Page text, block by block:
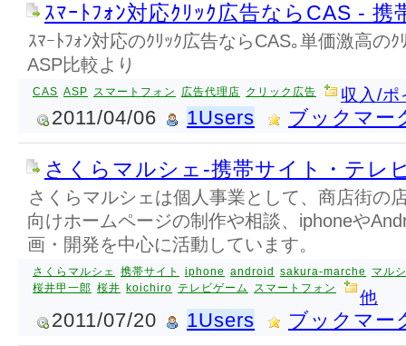
ｽﾏｰﾄﾌｫﾝ対応ｸﾘｯｸ広告ならCAS - 携
ｽﾏｰﾄﾌｫﾝ対応のｸﾘｯｸ広告ならCAS｡単価激高の
ASP比較より
CAS ASP スマートフォン 広告代理店 クリック広告 収入/ポ
2011/04/06 1Users ブックマー
さくらマルシェ-携帯サイト・テレ
さくらマルシェは個人事業として、商店街の
向けホームページの制作や相談、iphoneや
画・開発を中心に活動しています。
さくらマルシェ 携帯サイト iphone android sakura-marche
マル
桜井甲一郎 桜井 koichiro テレビゲーム スマートフォン 他
2011/07/20 1Users ブックマー